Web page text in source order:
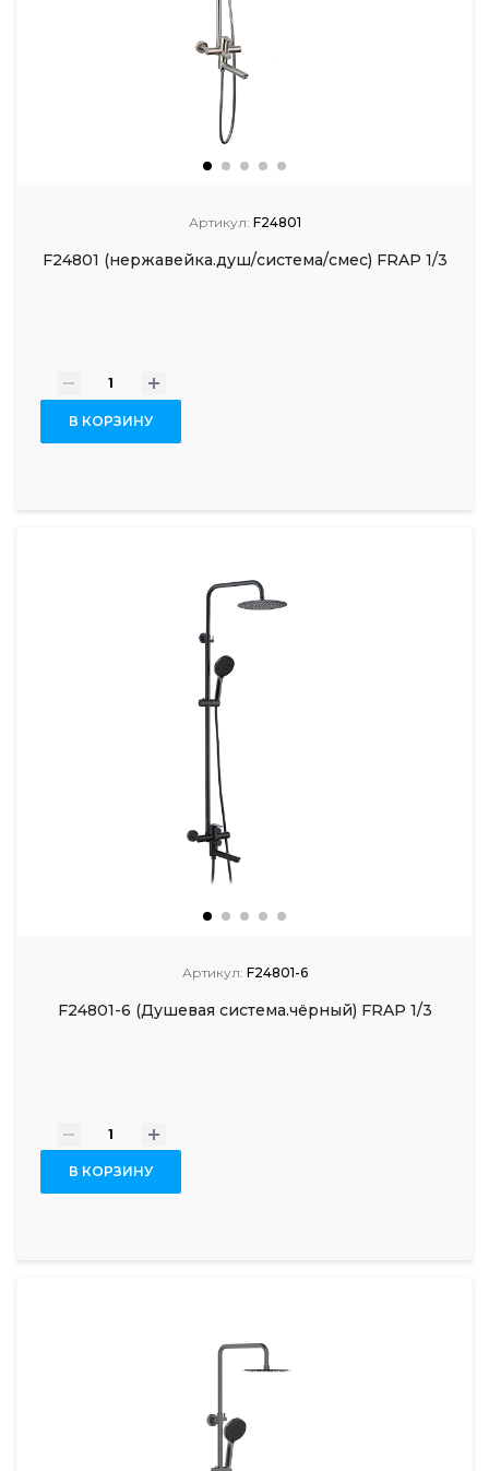
Артикул: F24801
F24801 (нержавейка.душ/система/смес) FRAP 1/3
- +
В КОРЗИНУ
Артикул: F24801-6
F24801-6 (Душевая система.чёрный) FRAP 1/3
- +
В КОРЗИНУ